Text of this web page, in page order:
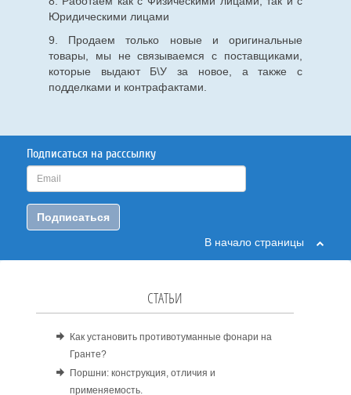
Юридическими лицами
9. Продаем только новые и оригинальные
товары, мы не связываемся с поставщиками,
которые выдают Б\У за новое, а также с
подделками и контрафактами.
Подписаться на расссылку
Подписаться
В начало страницы
СТАТЬИ
Как установить противотуманные фонари на
Гранте?
Поршни: конструкция, отличия и
применяемость.